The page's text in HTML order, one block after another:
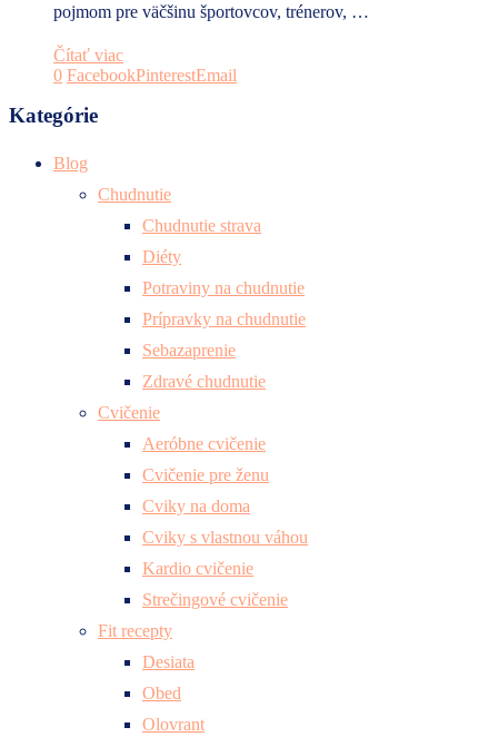
pojmom pre väčšinu športovcov, trénerov, …
Čítať viac
0 FacebookPinterestEmail
Kategórie
Blog
Chudnutie
Chudnutie strava
Diéty
Potraviny na chudnutie
Prípravky na chudnutie
Sebazaprenie
Zdravé chudnutie
Cvičenie
Aeróbne cvičenie
Cvičenie pre ženu
Cviky na doma
Cviky s vlastnou váhou
Kardio cvičenie
Strečingové cvičenie
Fit recepty
Desiata
Obed
Olovrant